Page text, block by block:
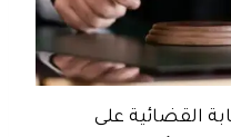
القضائية على